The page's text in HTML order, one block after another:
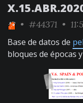
• #44371 •
Base de datos de
bloques de épocas